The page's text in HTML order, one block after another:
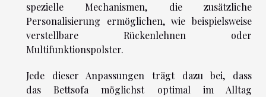
spezielle Mechanismen, die zusätzliche
Personalisierung ermöglichen, wie beispielsweise
verstellbare Rückenlehnen oder
Multifunktionspolster.
Jede dieser Anpassungen trägt dazu bei, dass
das Bettsofa möglichst optimal im Alltag